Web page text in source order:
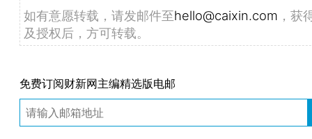
如有意愿转载，请发邮件至hello@caixin.com ，获
及授权后，方可转载。
免费订阅财新网主编精选版电邮